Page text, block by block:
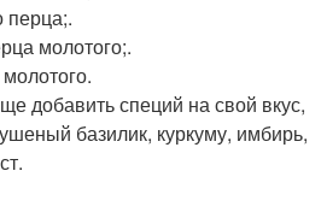
перца;.
молотого;.
добавить специй на свой вкус,
базилик, куркуму, имбирь,